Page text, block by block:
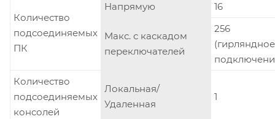
Количество
подсоединяемых
ПК
Напрямую 16
Макс. с каскадом
переключателей
256
(гирляндное
Количество
подсоединяемых
консолей
Локальная/
Удаленная
1